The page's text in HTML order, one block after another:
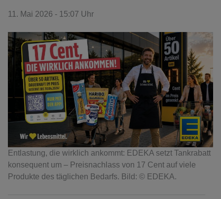
11. Mai 2026 - 15:07 Uhr
Entlastung, die wirklich ankommt: EDEKA setzt Tankrabatt
konsequent um – Preisnachlass von 17 Cent auf viele
Produkte des täglichen Bedarfs. Bild: © EDEKA.